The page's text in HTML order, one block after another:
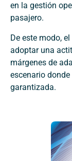
en la gestión
pasajero.
De este modo,
adoptar una
márgenes de
escenario
garantizada.